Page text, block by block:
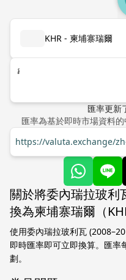
KHR - 柬埔寨瑞爾
៛
匯率更新
匯率為基於即時市場資料
https://valuta.exchange/
關於將委內瑞拉玻利
換為柬埔寨瑞爾（
使用委內瑞拉玻利瓦
即時匯率即可立即換算。匯率
劃。